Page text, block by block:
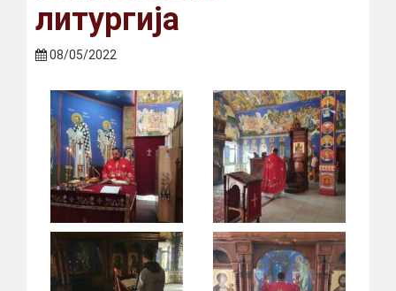
литургија
08/05/2022